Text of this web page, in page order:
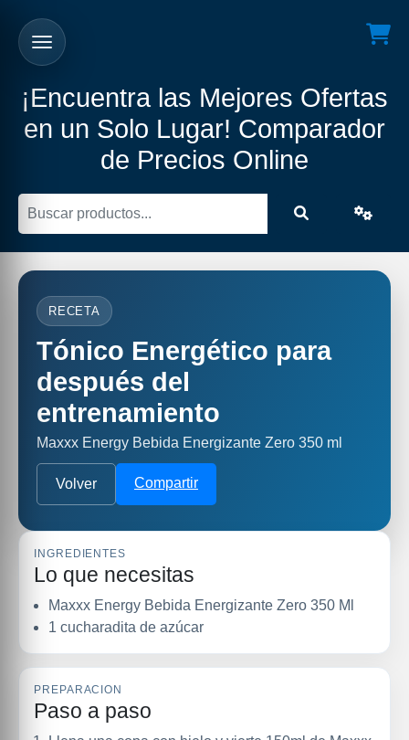
¡Encuentra las Mejores Ofertas
en un Solo Lugar! Comparador
de Precios Online
RECETA
Tónico Energético para
después del
entrenamiento
Maxxx Energy Bebida Energizante Zero 350 ml
Volver Compartir
INGREDIENTES
Lo que necesitas
Maxxx Energy Bebida Energizante Zero 350 Ml
1 cucharadita de azúcar
PREPARACION
Paso a paso